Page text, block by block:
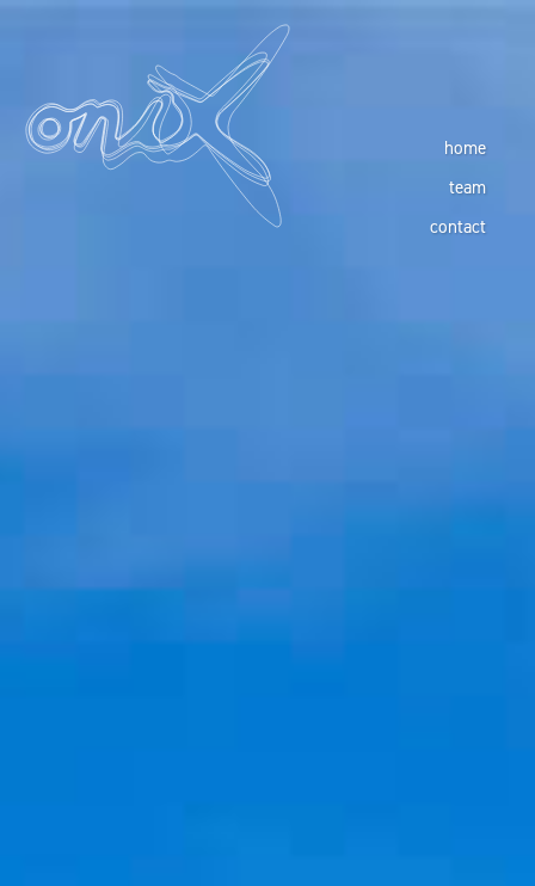
home
team
contact